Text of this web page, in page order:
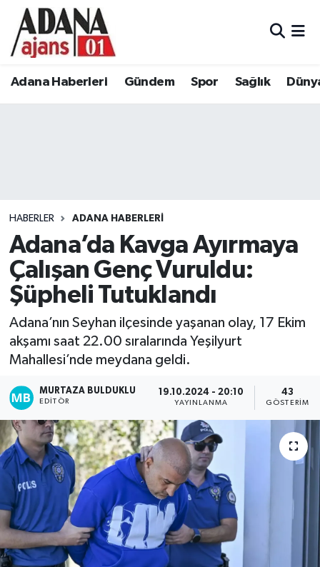
Adana Haberleri Gündem Spor Sağlık
HABERLER ADANA HABERLERI
Adana’da Kavga Ayırmaya
Çalışan Genç Vuruldu:
Şüpheli Tutuklandı
Adana’nın Seyhan ilçesinde yaşanan olay, 17 Ekim
akşamı saat 22.00 sıralarında Yeşilyurt
Mahallesi’nde meydana geldi.
MURTAZA BULDUKLU
EDITÖR
19.10.2024 - 20:10
YAYINLANMA
43
GÖSTERIM
Adana Haberleri
Eğitim
Siyaset
Ekonomi
Kadın
Yaşam
Adana Nöbetçi Eczaneler
Tüm Manşetler
Son Dakika Haberleri
Haber Arşivi